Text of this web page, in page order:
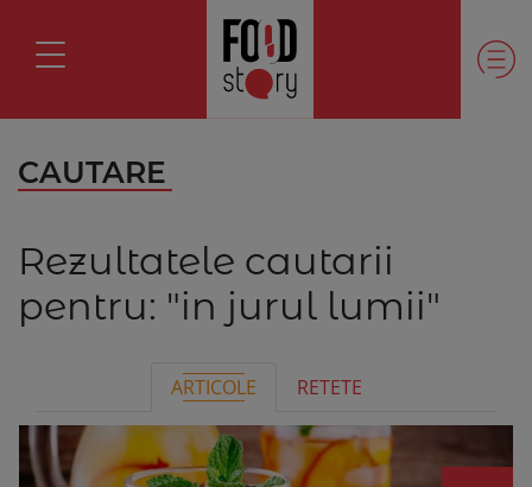
CAUTARE
Rezultatele cautarii
pentru: "in jurul lumii"
ARTICOLE RETETE